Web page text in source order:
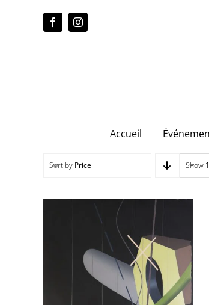
Accueil
Sort by Price Show
Michel Tyszblat – Sans
titre